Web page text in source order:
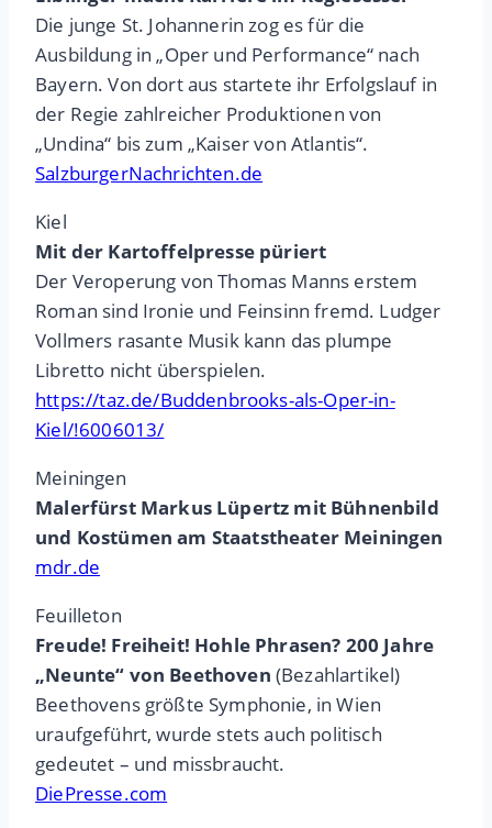
Die junge St. Johannerin zog es für die
Ausbildung in „Oper und Performance“ nach
Bayern. Von dort aus startete ihr Erfolgslauf in
der Regie zahlreicher Produktionen von
„Undina“ bis zum „Kaiser von Atlantis“.
SalzburgerNachrichten.de
Kiel
Mit der Kartoffelpresse püriert
Der Veroperung von Thomas Manns erstem
Roman sind Ironie und Feinsinn fremd. Ludger
Vollmers rasante Musik kann das plumpe
Libretto nicht überspielen.
https://taz.de/Buddenbrooks-als-Oper-in-
Kiel/!6006013/
Meiningen
Malerfürst Markus Lüpertz mit Bühnenbild
und Kostümen am Staatstheater Meiningen
mdr.de
Feuilleton
Freude! Freiheit! Hohle Phrasen? 200 Jahre
„Neunte“ von Beethoven (Bezahlartikel)
Beethovens größte Symphonie, in Wien
uraufgeführt, wurde stets auch politisch
gedeutet – und missbraucht.
DiePresse.com